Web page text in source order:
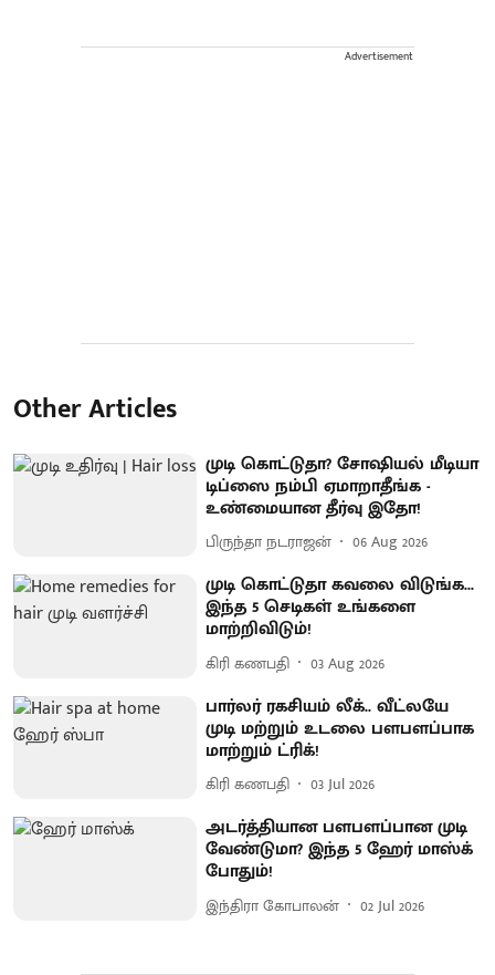
Advertisement
Other Articles
முடி கொட்டுதா? சோஷியல் மீடியா
டிப்ஸை நம்பி ஏமாறாதீங்க -
உண்மையான தீர்வு இதோ!
பிருந்தா நடராஜன் 06 Aug 2026
முடி கொட்டுதா கவலை விடுங்க...
இந்த 5 செடிகள் உங்களை
மாற்றிவிடும்!
கிரி கணபதி 03 Aug 2026
பார்லர் ரகசியம் லீக்.. வீட்லயே
முடி மற்றும் உடலை பளபளப்பாக
மாற்றும் ட்ரிக்!
கிரி கணபதி 03 Jul 2026
அடர்த்தியான பளபளப்பான முடி
வேண்டுமா? இந்த 5 ஹேர் மாஸ்க்
போதும்!
இந்திரா கோபாலன் 02 Jul 2026